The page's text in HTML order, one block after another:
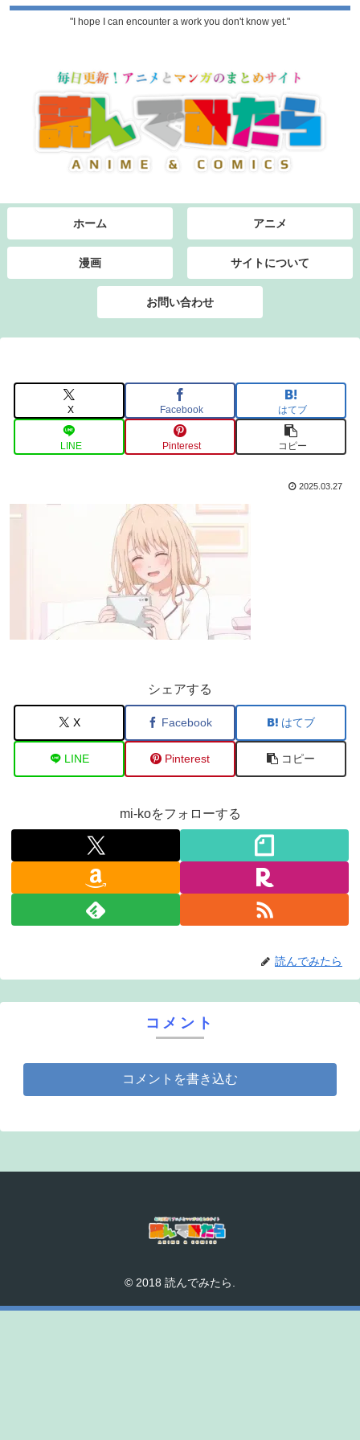
"I hope I can encounter a work you don't know yet."
ホーム アニメ
漫画 サイトについて
お問い合わせ
X Facebook はてブ
LINE Pinterest コピー
2025.03.27
シェアする
X Facebook はてブ
LINE Pinterest コピー
mi-koをフォローする
読んでみたら
コメント
コメントを書き込む
© 2018 読んでみたら.